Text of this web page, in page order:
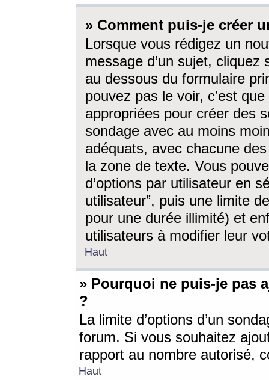
» Comment puis-je créer
Lorsque vous rédigez un
message d’un sujet, cliquez
au dessous du formulaire
pouvez pas le voir, c’est
appropriées pour créer des
sondage avec au moins
adéquats, avec chacune
la zone de texte. Vous
d’options par utilisateur en
utilisateur”, puis une limite
pour une durée illimité) et
utilisateurs à modifier leur
Haut
» Pourquoi ne puis-je pas
?
La limite d’options d’un
forum. Si vous souhaitez
rapport au nombre autorisé,
Haut